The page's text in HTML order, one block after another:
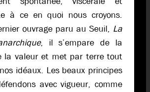
à ce en quoi nous croyons.
ouvrage paru au Seuil, La
, il s’empare de la
la valeur et met par terre tout
idéaux. Les beaux principes
avec vigueur, comme